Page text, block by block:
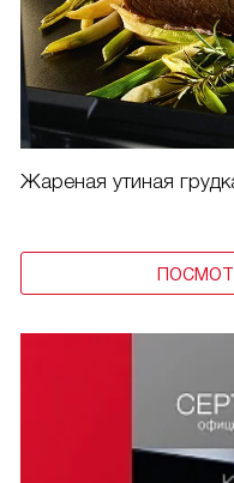
Жареная утиная